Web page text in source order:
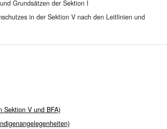
Grundsätzen der Sektion I
in der Sektion V nach den Leitlinien und
Sektion V und BFA)